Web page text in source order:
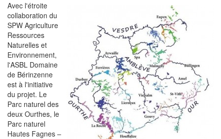
Avec l'étroite
collaboration du
SPW Agriculture
Ressources
Naturelles et
Environnement,
l'ASBL Domaine
de Bérinzenne
est à l'initiative
du projet. Le
Parc naturel des
deux Ourthes, le
Parc naturel
Hautes Fagnes –